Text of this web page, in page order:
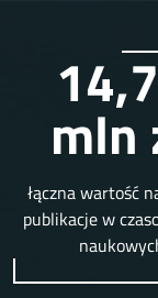
mln
łączna wartość
publikacje w